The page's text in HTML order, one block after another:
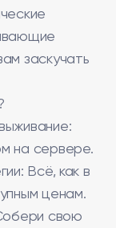
заскучать
на сервере.
Всё, как в
ценам.
свою